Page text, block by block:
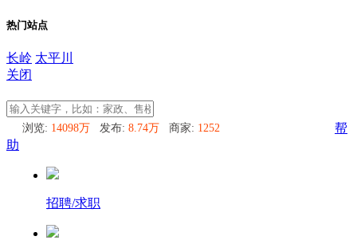
热门站点
长岭 太平川
关闭
浏览: 14098万 发布: 8.74万 商家: 1252
帮
助
招聘/求职